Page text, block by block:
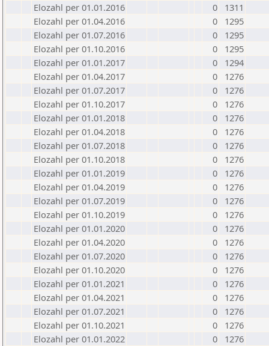
Elozahl per 01.01.2016
0
1311
Elozahl per 01.04.2016
0
1295
Elozahl per 01.07.2016
0
1295
Elozahl per 01.10.2016
0
1295
Elozahl per 01.01.2017
0
1294
Elozahl per 01.04.2017
0
1276
Elozahl per 01.07.2017
0
1276
Elozahl per 01.10.2017
0
1276
Elozahl per 01.01.2018
0
1276
Elozahl per 01.04.2018
0
1276
Elozahl per 01.07.2018
0
1276
Elozahl per 01.10.2018
0
1276
Elozahl per 01.01.2019
0
1276
Elozahl per 01.04.2019
0
1276
Elozahl per 01.07.2019
0
1276
Elozahl per 01.10.2019
0
1276
Elozahl per 01.01.2020
0
1276
Elozahl per 01.04.2020
0
1276
Elozahl per 01.07.2020
0
1276
Elozahl per 01.10.2020
0
1276
Elozahl per 01.01.2021
0
1276
Elozahl per 01.04.2021
0
1276
Elozahl per 01.07.2021
0
1276
Elozahl per 01.10.2021
0
1276
Elozahl per 01.01.2022
0
1276